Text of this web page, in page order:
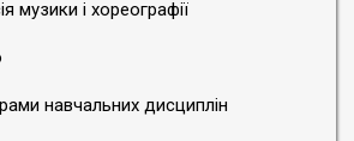
музики і хореографії
навчальних дисциплін